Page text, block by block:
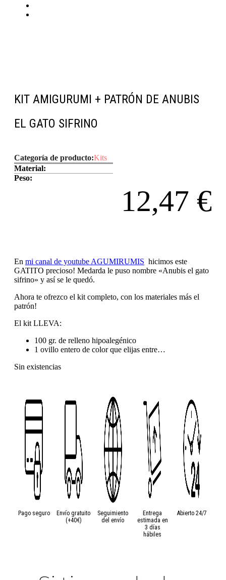
KIT AMIGURUMI + PATRÓN DE ANUBIS
EL GATO SIFRINO
Categoría de producto:Kits
Material:
Peso:
12,47 €
En mi canal de youtube AGUMIRUMIS hicimos este
GATITO precioso! Medarda le puso nombre «Anubis el gato
sifrino» y así se le quedó.
Ahora te ofrezco el kit completo, con los materiales más el
patrón!
El kit LLEVA:
100 gr. de relleno hipoalegénico
1 ovillo entero de color que elijas entre…
Sin existencias
Pago seguro
Envío gratuito
(+40€)
Seguimiento
del envío
Entrega
estimada en
3 días
hábiles
Abierto 24/7